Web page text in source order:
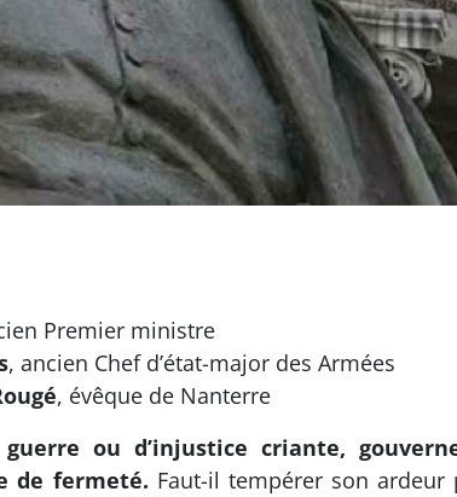
Premier ministre
, ancien Chef d’état-major des Armées
, évêque de Nanterre
ou d’injustice criante,
de fermeté. Faut-il tempérer son ardeur